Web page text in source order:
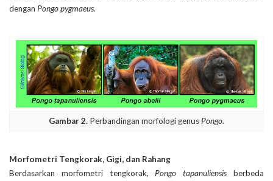
dengan Pongo pygmaeus.
Gambar 2. Perbandingan morfologi genus Pongo.
Morfometri Tengkorak, Gigi, dan Rahang
Berdasarkan morfometri tengkorak, Pongo tapanuliensis berbeda